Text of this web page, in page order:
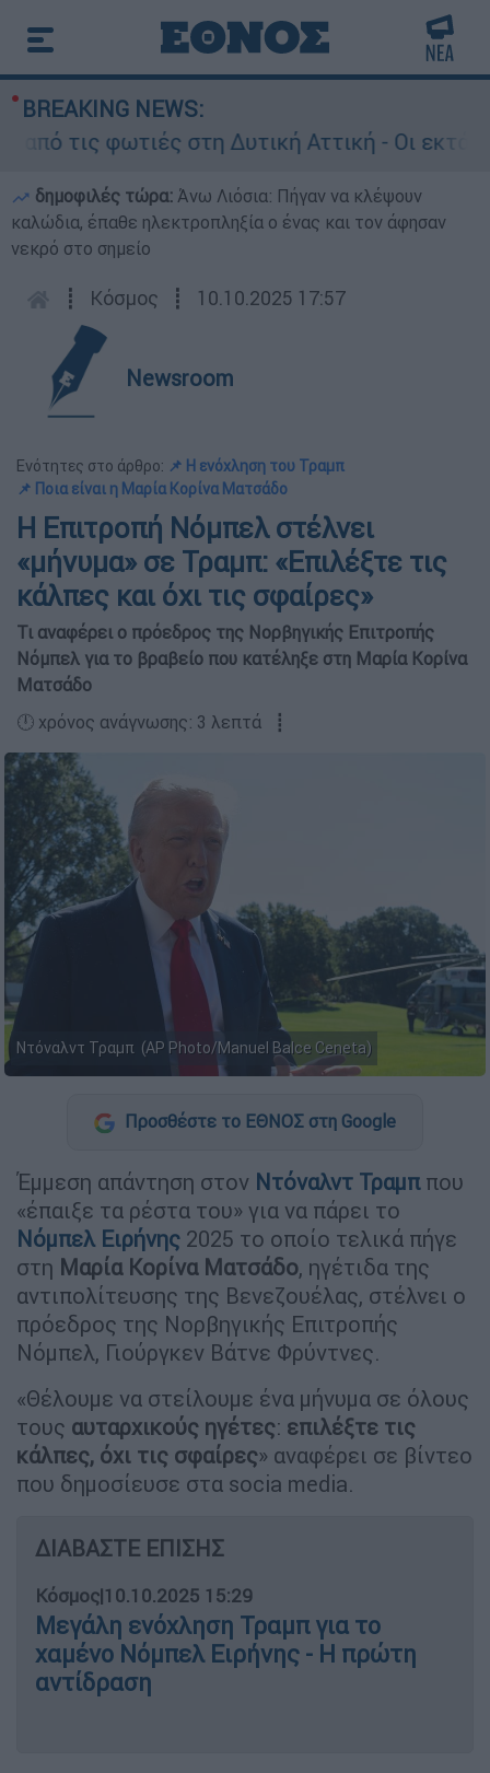
BREAKING NEWS:
φωτιές στη Δυτική Αττική - Οι εκτάσεις
δημοφιλές τώρα: Άνω Λιόσια: Πήγαν να κλέψουν
καλώδια, έπαθε ηλεκτροπληξία ο ένας και τον άφησαν
νεκρό στο σημείο
┋ Κόσμος ┋ 10.10.2025 17:57
Newsroom
Ενότητες στο άρθρο: 📌 Η ενόχληση του Τραμπ
📌 Ποια είναι η Μαρία Κορίνα Ματσάδο
Η Επιτροπή Νόμπελ στέλνει
«μήνυμα» σε Τραμπ: «Επιλέξτε τις
κάλπες και όχι τις σφαίρες»
Τι αναφέρει ο πρόεδρος της Νορβηγικής Επιτροπής
Νόμπελ για το βραβείο που κατέληξε στη Μαρία Κορίνα
Ματσάδο
🕛 χρόνος ανάγνωσης: 3 λεπτά ┋
Ντόναλντ Τραμπ (AP Photo/Manuel Balce Ceneta)
Προσθέστε το ΕΘΝΟΣ στη Google
Έμμεση απάντηση στον Ντόναλντ Τραμππου
«έπαιξε τα ρέστα του» για να πάρει το
Νόμπελ Ειρήνης 2025 το οποίο τελικά πήγε
στη Μαρία Κορίνα Ματσάδο, ηγέτιδα της
αντιπολίτευσης της Βενεζουέλας, στέλνει ο
πρόεδρος της Νορβηγικής Επιτροπής
Νόμπελ, Γιούργκεν Βάτνε Φρύντνες.
«Θέλουμε να στείλουμε ένα μήνυμα σε όλους
τους αυταρχικούς ηγέτες: επιλέξτε τις
κάλπες, όχι τις σφαίρες» αναφέρει σε βίντεο
που δημοσίευσε στα socia media.
ΔΙΑΒΑΣΤΕ ΕΠΙΣΗΣ
Κόσμος|10.10.2025 15:29
Μεγάλη ενόχληση Τραμπ για το
χαμένο Νόμπελ Ειρήνης - Η πρώτη
αντίδραση